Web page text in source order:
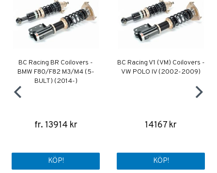
BC Racing BR Coilovers -
BMW F80/F82 M3/M4 (5-
BULT) (2014-)
fr. 13914 kr
KÖP!
BC Racing V1 (VM) Coilovers -
VW POLO IV (2002-2009)
14167 kr
KÖP!